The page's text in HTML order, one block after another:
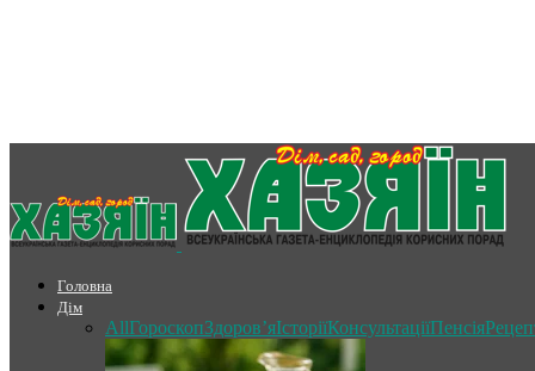
Головна
Дім
AllГороскопЗдоров’яІсторіїКонсультаціїПенсія